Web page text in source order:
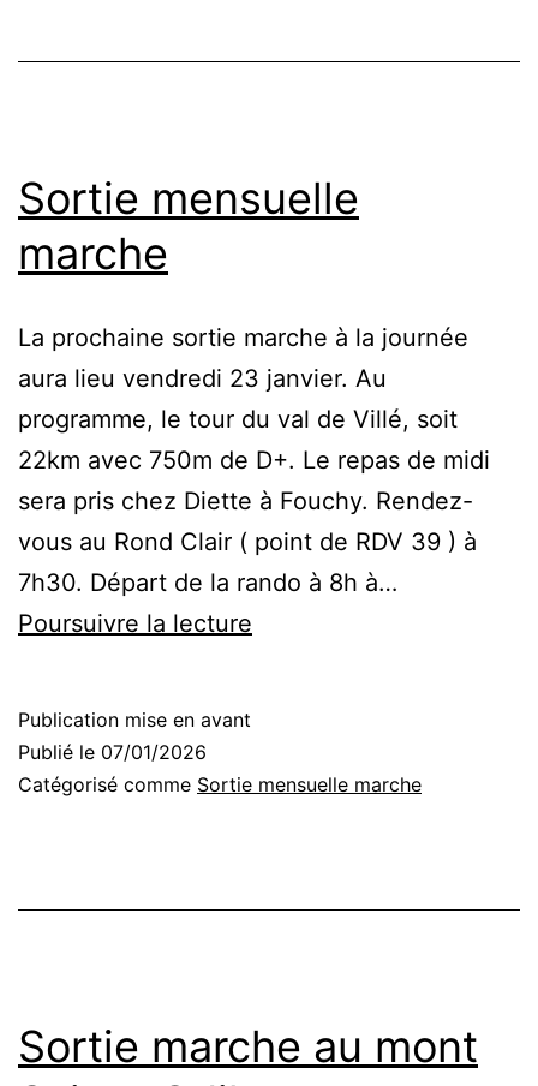
Sortie mensuelle
marche
La prochaine sortie marche à la journée
aura lieu vendredi 23 janvier. Au
programme, le tour du val de Villé, soit
22km avec 750m de D+. Le repas de midi
sera pris chez Diette à Fouchy. Rendez-
vous au Rond Clair ( point de RDV 39 ) à
7h30. Départ de la rando à 8h à…
Poursuivre la lecture
Publication mise en avant
Publié le 07/01/2026
Catégorisé comme Sortie mensuelle marche
Sortie marche au mont